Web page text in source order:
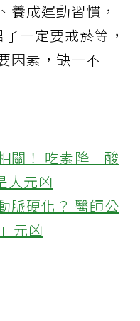
養成運動習慣，
一定要戒菸等，
因素，缺一不
關！ 吃素降三酸
大元凶
脈硬化？ 醫師公
元凶